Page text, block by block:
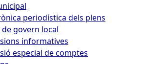
periodística dels plens
de govern local
informatives
especial de comptes